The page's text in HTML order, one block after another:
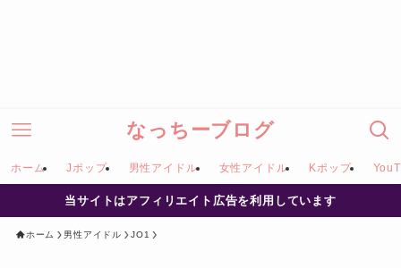
なっちーブログ
ホーム Jポップ 男性アイドル 女性アイドル Kポップ
当サイトはアフィリエイト広告を利用しています
ホーム 男性アイドル JO1